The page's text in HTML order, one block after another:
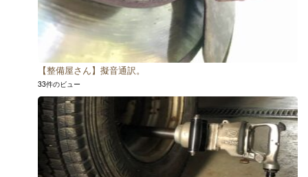
【整備屋さん】擬音通訳。
33件のビュー